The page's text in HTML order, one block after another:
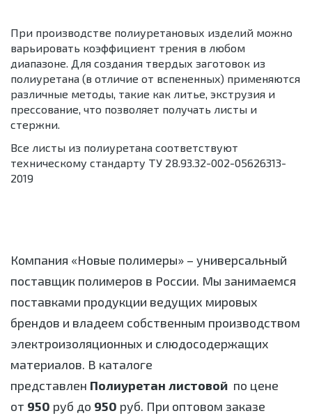
При производстве полиуретановых изделий можно
варьировать коэффициент трения в любом
диапазоне. Для создания твердых заготовок из
полиуретана (в отличие от вспененных) применяются
различные методы, такие как литье, экструзия и
прессование, что позволяет получать листы и
стержни.
Все листы из полиуретана соответствуют
техническому стандарту ТУ 28.93.32-002-05626313-
2019
Компания «Новые полимеры» – универсальный
поставщик полимеров в России. Мы занимаемся
поставками продукции ведущих мировых
брендов и владеем собственным производством
электроизоляционных и слюдосодержащих
материалов. В каталоге
представлен Полиуретан листовой по цене
от 950 руб до 950 руб. При оптовом заказе